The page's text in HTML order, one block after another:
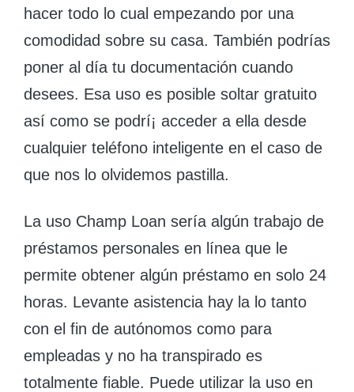
hacer todo lo cual empezando por una
comodidad sobre su casa. También podrías
poner al día tu documentación cuando
desees. Esa uso es posible soltar gratuito
así­ como se podrí¡ acceder a ella desde
cualquier teléfono inteligente en el caso de
que nos lo olvidemos pastilla.
La uso Champ Loan serí­a algún trabajo de
préstamos personales en línea que le
permite obtener algún préstamo en solo 24
horas. Levante asistencia hay la lo tanto
con el fin de autónomos como para
empleadas y no ha transpirado es
totalmente fiable. Puede utilizar la uso en